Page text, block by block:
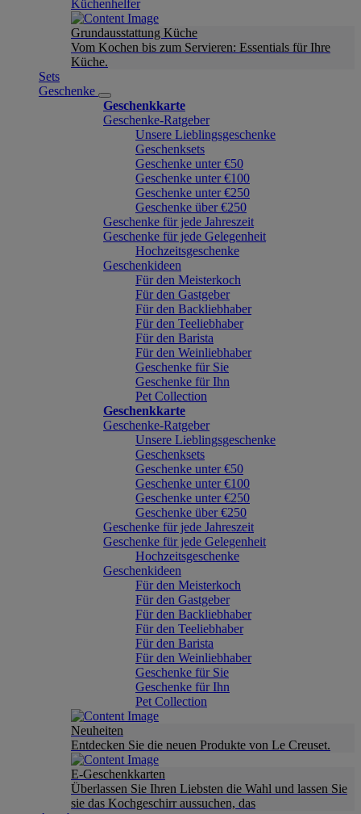
Küchenhelfer
Grundausstattung Küche
Vom Kochen bis zum Servieren: Essentials für Ihre
Küche.
Sets
Geschenke
Geschenkkarte
Geschenke-Ratgeber
Unsere Lieblingsgeschenke
Geschenksets
Geschenke unter €50
Geschenke unter €100
Geschenke unter €250
Geschenke über €250
Geschenke für jede Jahreszeit
Geschenke für jede Gelegenheit
Hochzeitsgeschenke
Geschenkideen
Für den Meisterkoch
Für den Gastgeber
Für den Backliebhaber
Für den Teeliebhaber
Für den Barista
Für den Weinliebhaber
Geschenke für Sie
Geschenke für Ihn
Pet Collection
Geschenkkarte
Geschenke-Ratgeber
Unsere Lieblingsgeschenke
Geschenksets
Geschenke unter €50
Geschenke unter €100
Geschenke unter €250
Geschenke über €250
Geschenke für jede Jahreszeit
Geschenke für jede Gelegenheit
Hochzeitsgeschenke
Geschenkideen
Für den Meisterkoch
Für den Gastgeber
Für den Backliebhaber
Für den Teeliebhaber
Für den Barista
Für den Weinliebhaber
Geschenke für Sie
Geschenke für Ihn
Pet Collection
Neuheiten
Entdecken Sie die neuen Produkte von Le Creuset.
E-Geschenkkarten
Überlassen Sie Ihren Liebsten die Wahl und lassen Sie
sie das Kochgeschirr aussuchen, das